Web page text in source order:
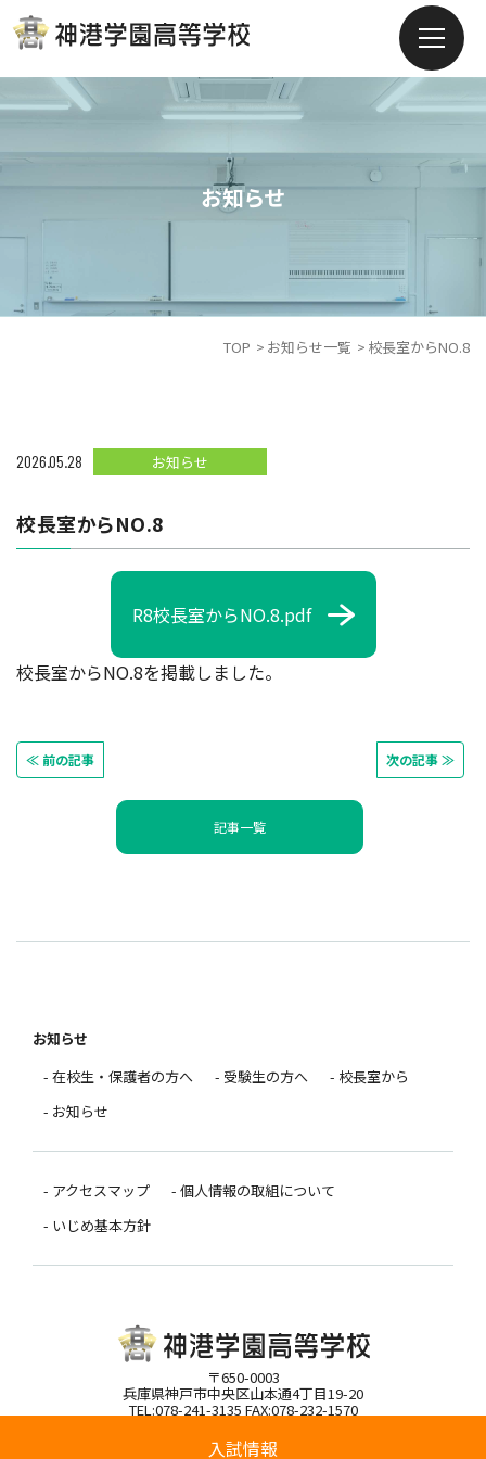
お知らせ
TOP お知らせ一覧 校長室からNO.8
2026.05.28 お知らせ
校長室からNO.8
R8校長室からNO.8.pdf
校長室からNO.8を掲載しました。
≪ 前の記事
記事一覧
次の記事 ≫
お知らせ
- 在校生・保護者の方へ
- 受験生の方へ
- 校長室から
- お知らせ
- アクセスマップ
- 個人情報の取組について
- いじめ基本方針
〒650-0003
兵庫県神戸市中央区山本通4丁目19-20
TEL:078-241-3135 FAX:078-232-1570
Copyright(C)Shinko Gakuen High School All rights reserved.
入試情報